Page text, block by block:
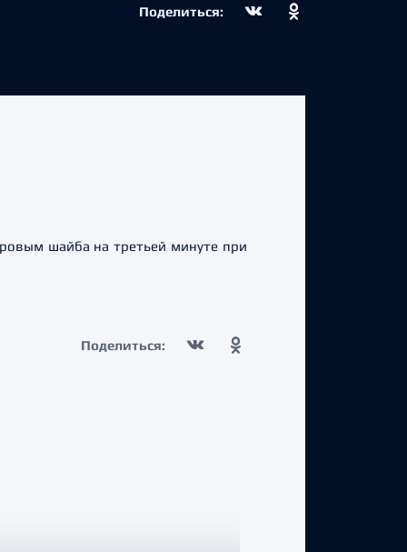
Поделиться:
шайба на третьей минуте при
Поделиться: